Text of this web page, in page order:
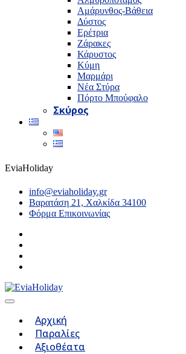
Αμάρυνθος-Βάθεια
Δύστος
Ερέτρια
Ζάρακες
Κάρυστος
Κύμη
Μαρμάρι
Νέα Στύρα
Πόρτο Μπούφαλο
Σκύρος
EviaHoliday
info@eviaholiday.gr
Βαρατάση 21, Χαλκίδα 34100
Φόρμα Επικοινωνίας
Αρχική
Παραλίες
Αξιοθέατα